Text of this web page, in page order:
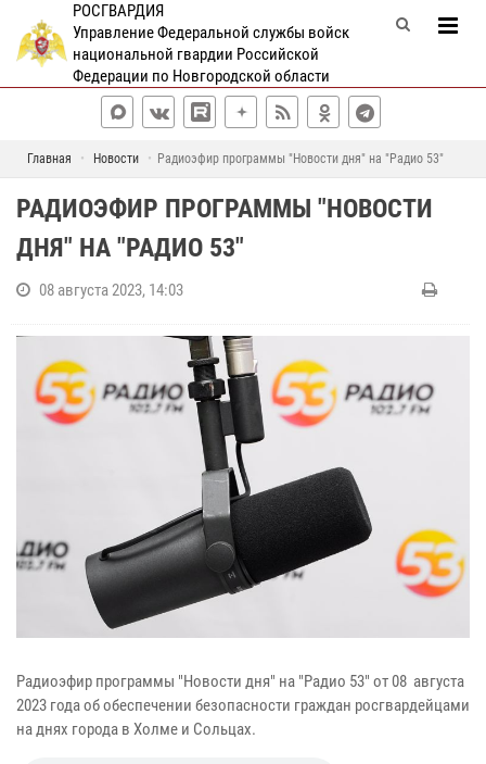
РОСГВАРДИЯ
Управление Федеральной службы войск
национальной гвардии Российской
Федерации по Новгородской области
Главная Новости Радиоэфир программы "Новости дня" на "Радио 53"
РАДИОЭФИР ПРОГРАММЫ "НОВОСТИ
ДНЯ" НА "РАДИО 53"
08 августа 2023, 14:03
Радиоэфир программы "Новости дня" на "Радио 53" от 08 августа
2023 года об обеспечении безопасности граждан росгвардейцами
на днях города в Холме и Сольцах.